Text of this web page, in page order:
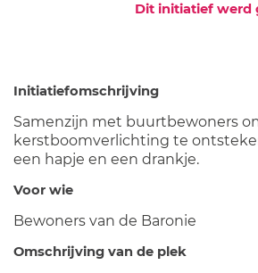
Dit initiatief werd
Initiatiefomschrijving
Samenzijn met buurtbewoners
kerstboomverlichting te
een hapje en een drankje.
Voor wie
Bewoners van de Baronie
Omschrijving van de plek